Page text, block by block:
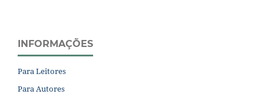
INFORMAÇÕES
Para Leitores
Para Autores